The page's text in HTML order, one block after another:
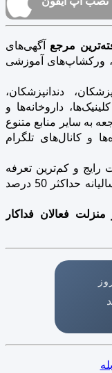
مرجع آگهی‌های
ورکشاپ‌های آموزشی
دندانپزشکان،
داروخانه‌ها و
به سایر منابع متنوع
و کانال‌های تلگرام
رایج و کم‌ترین تعرفه
بازار فراهم است و سقف افزایش تعرفه سالیانه حداکثر 50 درصد
فعالان فداکار